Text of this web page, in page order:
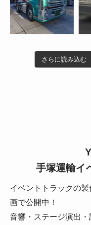
さらに読み込む
手塚運輸イ
イベントトラックの
画で公開中！
音響・ステージ演出